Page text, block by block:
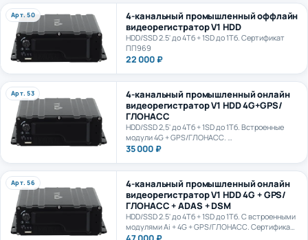
Арт. 50
4-канальный промышленный оффлайн
видеорегистратор V1 HDD
HDD/SSD 2.5' до 4Тб + 1SD до 1Тб. Сертификат
ПП969
22 000 ₽
Арт. 53
4-канальный промышленный онлайн
видеорегистратор V1 HDD 4G+GPS/
ГЛОНАСС
HDD/SSD 2,5' до 4Тб + 1SD до 1Тб. Встроенные
модули 4G + GPS/ГЛОНАСС.
Сертификат ПП969
35 000 ₽
Арт. 56
4-канальный промышленный онлайн
видеорегистратор V1 HDD 4G + GPS/
ГЛОНАСС + ADAS + DSM
HDD/SSD 2.5' до 4Тб + 1SD до 1Тб. С встроенными
модулями Ai + 4G + GPS/ГЛОНАСС. Сертификат
ПП969. Сертификат ИИ ГОСТ Р 70885-2023
47 000 ₽